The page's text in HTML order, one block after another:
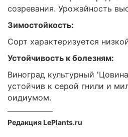
созревания. Урожайность
Зимостойкость:
Сорт характеризуется
Устойчивость к болезням:
Виноград культурный
устойчив к серой гнили и
оидиумом.
Редакция LePlants.ru